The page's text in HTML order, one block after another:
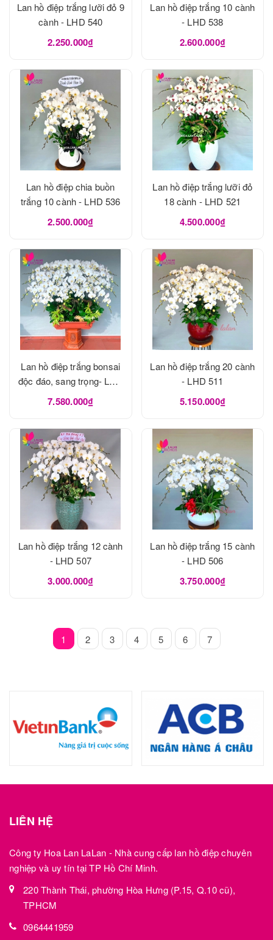
Lan hồ điệp trắng lưỡi đỏ 9
cành - LHD 540
2.250.000₫
Lan hồ điệp trắng 10 cành
- LHD 538
2.600.000₫
Lan hồ điệp chia buồn
trắng 10 cành - LHD 536
2.500.000₫
Lan hồ điệp trắng lưỡi đỏ
18 cành - LHD 521
4.500.000₫
Lan hồ điệp trắng bonsai
độc đáo, sang trọng- LHD
520
7.580.000₫
Lan hồ điệp trắng 20 cành
- LHD 511
5.150.000₫
Lan hồ điệp trắng 12 cành
- LHD 507
3.000.000₫
Lan hồ điệp trắng 15 cành
- LHD 506
3.750.000₫
1 2 3 4 5 6 7
LIÊN HỆ
Công ty Hoa Lan LaLan - Nhà cung cấp lan hồ điệp chuyên
nghiệp và uy tín tại TP Hồ Chí Minh.
220 Thành Thái, phường Hòa Hưng (P.15, Q.10 cũ),
TPHCM
0964441959